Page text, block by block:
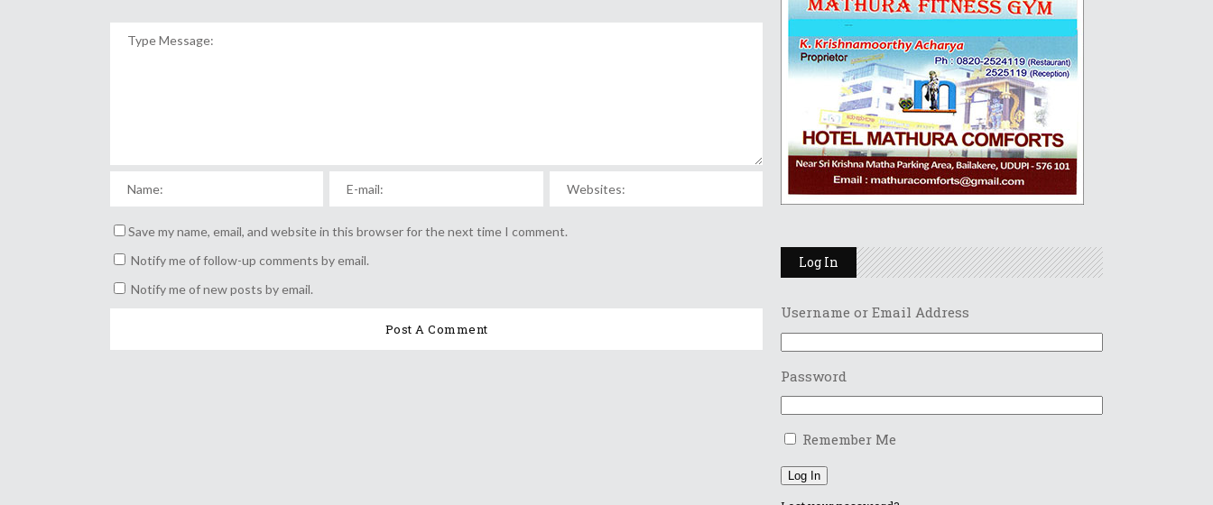
Save my name, email, and website in this browser for the next time I comment.
Notify me of follow-up comments by email.
Notify me of new posts by email.
Log In
Username or Email Address
Password
Remember Me
Log In